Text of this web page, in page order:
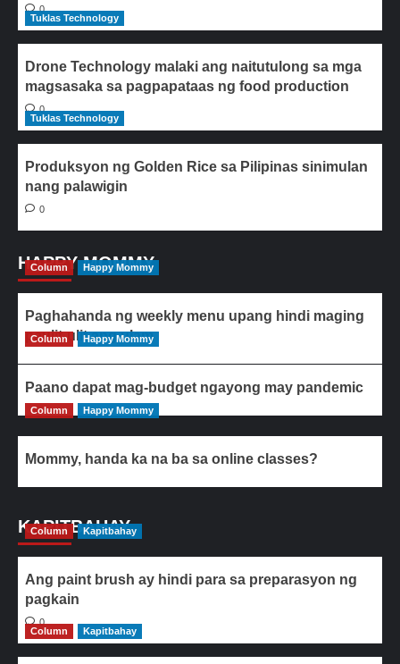
0
Tuklas Technology
Drone Technology malaki ang naitutulong sa mga
magsasaka sa pagpapataas ng food production
0
Tuklas Technology
Produksyon ng Golden Rice sa Pilipinas sinimulan
nang palawigin
0
HAPPY MOMMY
Column Happy Mommy
Paghahanda ng weekly menu upang hindi maging
paulit-ulit ang ulam
Column Happy Mommy
Paano dapat mag-budget ngayong may pandemic
Column Happy Mommy
Mommy, handa ka na ba sa online classes?
KAPITBAHAY
Column Kapitbahay
Ang paint brush ay hindi para sa preparasyon ng
pagkain
0
Column
Kapitbahay